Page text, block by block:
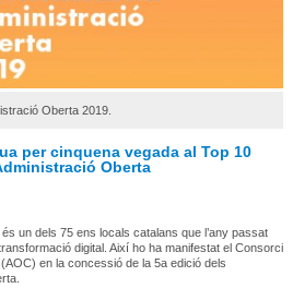
Oberta 2019.
per cinquena vegada al Top 10
Oberta
és un dels 75 ens locals catalans que l’any passat
digital. Així ho ha manifestat el Consorci
en la concessió de la 5a edició dels